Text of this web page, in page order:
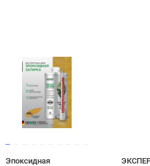
Эпоксидная